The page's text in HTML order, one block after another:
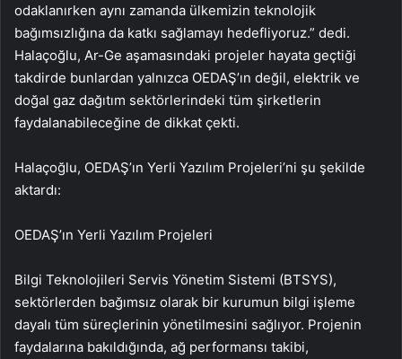
odaklanırken aynı zamanda ülkemizin teknolojik
bağımsızlığına da katkı sağlamayı hedefliyoruz.” dedi.
Halaçoğlu, Ar-Ge aşamasındaki projeler hayata geçtiği
takdirde bunlardan yalnızca OEDAŞ’ın değil, elektrik ve
doğal gaz dağıtım sektörlerindeki tüm şirketlerin
faydalanabileceğine de dikkat çekti.
Halaçoğlu, OEDAŞ’ın Yerli Yazılım Projeleri’ni şu şekilde
aktardı:
OEDAŞ’ın Yerli Yazılım Projeleri
Bilgi Teknolojileri Servis Yönetim Sistemi (BTSYS),
sektörlerden bağımsız olarak bir kurumun bilgi işleme
dayalı tüm süreçlerinin yönetilmesini sağlıyor. Projenin
faydalarına bakıldığında, ağ performansı takibi,